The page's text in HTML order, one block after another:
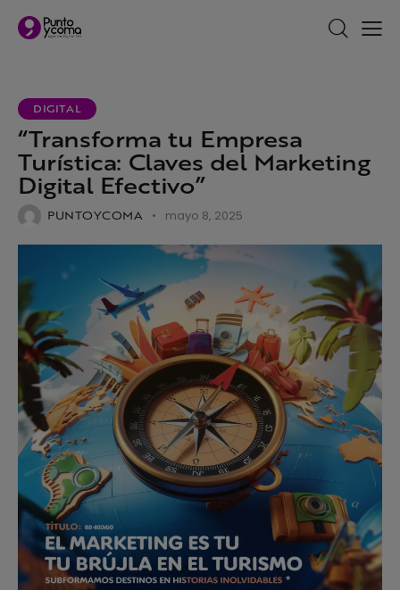
DIGITAL
“Transforma tu Empresa
Turística: Claves del Marketing
Digital Efectivo”
PUNTOYCOMA mayo 8, 2025